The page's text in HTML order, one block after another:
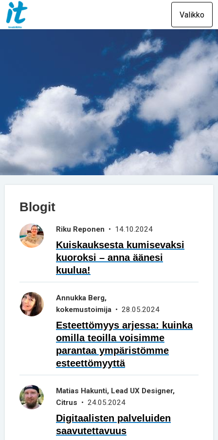
Valikko
Blogit
Riku Reponen • 14.10.2024
Kuiskauksesta kumisevaksi
kuoroksi – anna äänesi
kuulua!
Annukka Berg,
kokemustoimija • 28.05.2024
Esteettömyys arjessa: kuinka
omilla teoilla voisimme
parantaa ympäristömme
esteettömyyttä
Matias Hakunti, Lead UX Designer,
Citrus • 24.05.2024
Digitaalisten palveluiden
saavutettavuus